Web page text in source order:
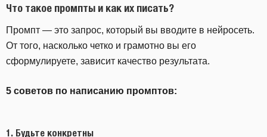
Что такое промпты и как их писать?
Промпт — это запрос, который вы вводите в нейросеть.
От того, насколько четко и грамотно вы его
сформулируете, зависит качество результата.
5 советов по написанию промптов:
1. Будьте конкретны